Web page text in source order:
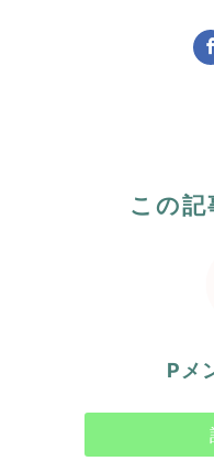
この記
Pメ